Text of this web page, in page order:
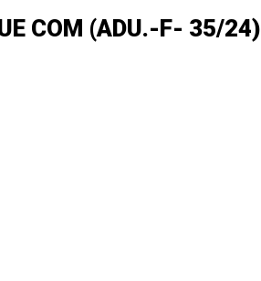
COM (ADU.-F- 35/24)